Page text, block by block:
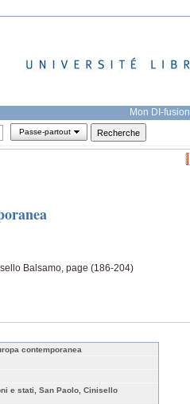
Mon DI-fusion
Passe-partout
Balsamo, page (186-204)
contemporanea
e stati, San Paolo, Cinisello